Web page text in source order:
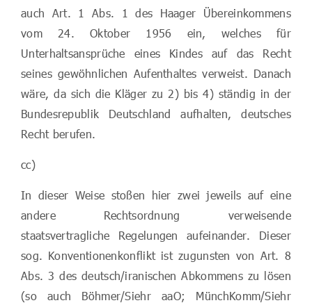
auch Art. 1 Abs. 1 des Haager Übereinkommens
vom 24. Oktober 1956 ein, welches für
Unterhaltsansprüche eines Kindes auf das Recht
seines gewöhnlichen Aufenthaltes verweist. Danach
wäre, da sich die Kläger zu 2) bis 4) ständig in der
Bundesrepublik Deutschland aufhalten, deutsches
Recht berufen.
cc)
In dieser Weise stoßen hier zwei jeweils auf eine
andere Rechtsordnung verweisende
staatsvertragliche Regelungen aufeinander. Dieser
sog. Konventionenkonflikt ist zugunsten von Art. 8
Abs. 3 des deutsch/iranischen Abkommens zu lösen
(so auch Böhmer/Siehr aaO; MünchKomm/Siehr